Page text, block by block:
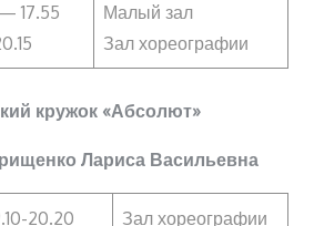
17.55
Малый зал
Зал хореографии
кружок «Абсолют»
Лариса Васильевна
20.20 Зал хореографии